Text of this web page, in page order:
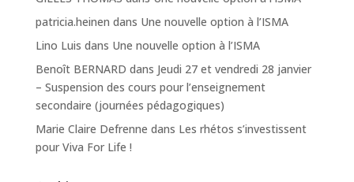
patricia.heinen dans Une nouvelle option à l’ISMA
Lino Luis dans Une nouvelle option à l’ISMA
Benoît BERNARD dans Jeudi 27 et vendredi 28 janvier
– Suspension des cours pour l’enseignement
secondaire (journées pédagogiques)
Marie Claire Defrenne dans Les rhétos s’investissent
pour Viva For Life !